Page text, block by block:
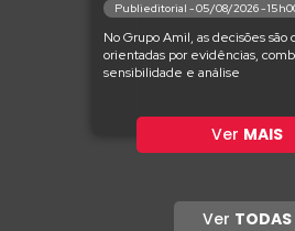
Publieditorial - 05/08/2026 -
No Grupo Amil, as decisões são
orientadas por evidências,
sensibilidade e análise
Ver MAIS
Ver TODAS